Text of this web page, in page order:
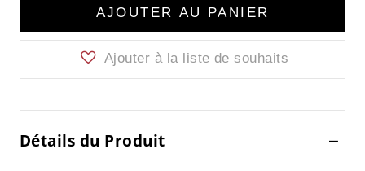
AJOUTER AU PANIER
Ajouter à la liste de souhaits
Détails du Produit